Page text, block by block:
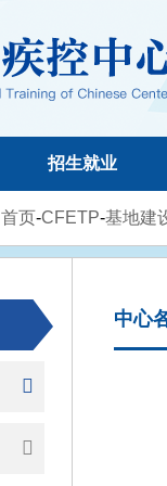
招生就业
首页-CFETP-基地建


中心